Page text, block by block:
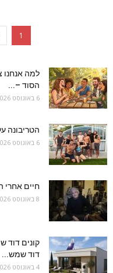
1
למה אנחנו
הסוד –...
6 באוגוסט 2026
הטריבונה
6 באוגוסט 2026
חיים אחרי
8 באוגוסט 2026
קונים
דוד שמש...
4 באוגוסט 2026